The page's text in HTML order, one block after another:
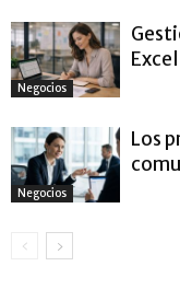
Negocios
Negocios
Los